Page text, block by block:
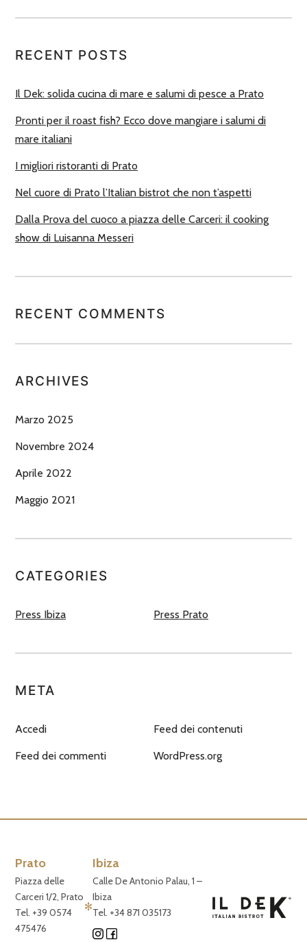
RECENT POSTS
Il Dek: solida cucina di mare e salumi di pesce a Prato
Pronti per il roast fish? Ecco dove mangiare i salumi di
mare italiani
I migliori ristoranti di Prato
Nel cuore di Prato l’Italian bistrot che non t’aspetti
Dalla Prova del cuoco a piazza delle Carceri: il cooking
show di Luisanna Messeri
RECENT COMMENTS
ARCHIVES
Marzo 2025
Novembre 2024
Aprile 2022
Maggio 2021
CATEGORIES
Press Ibiza Press Prato
META
Accedi Feed dei contenuti
Feed dei commenti WordPress.org
Prato
Piazza delle
Carceri 1/2, Prato
Tel. +39 0574
475476
✻
Ibiza
Calle De Antonio Palau, 1 –
Ibiza
Tel. +34 871 035173